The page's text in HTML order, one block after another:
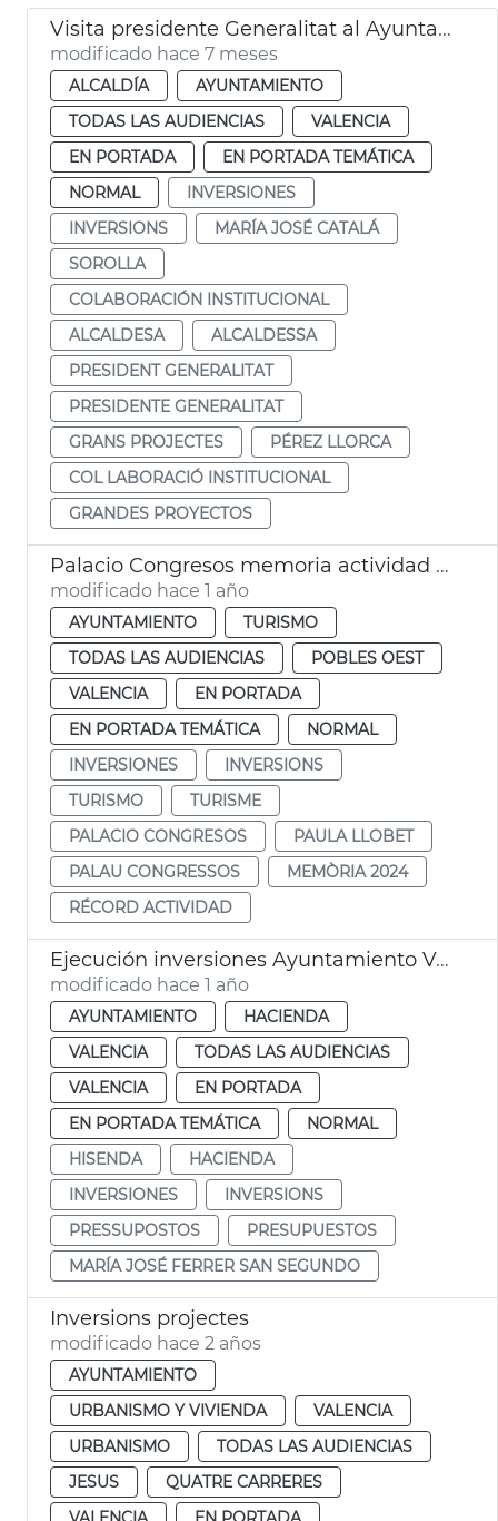
Visita presidente Generalitat al Ayuntamiento. Sorolla
modificado hace 7 meses
ALCALDÍA
AYUNTAMIENTO
TODAS LAS AUDIENCIAS
VALENCIA
EN PORTADA
EN PORTADA TEMÁTICA
NORMAL
INVERSIONES
INVERSIONS
MARÍA JOSÉ CATALÁ
SOROLLA
COLABORACIÓN INSTITUCIONAL
ALCALDESA
ALCALDESSA
PRESIDENT GENERALITAT
PRESIDENTE GENERALITAT
GRANS PROJECTES
PÉREZ LLORCA
COL LABORACIÓ INSTITUCIONAL
GRANDES PROYECTOS
Palacio Congresos memoria actividad 2024
modificado hace 1 año
AYUNTAMIENTO
TURISMO
TODAS LAS AUDIENCIAS
POBLES OEST
VALENCIA
EN PORTADA
EN PORTADA TEMÁTICA
NORMAL
INVERSIONES
INVERSIONS
TURISMO
TURISME
PALACIO CONGRESOS
PAULA LLOBET
PALAU CONGRESSOS
MEMÒRIA 2024
RÉCORD ACTIVIDAD
Ejecución inversiones Ayuntamiento València 2025
modificado hace 1 año
AYUNTAMIENTO
HACIENDA
VALENCIA
TODAS LAS AUDIENCIAS
VALENCIA
EN PORTADA
EN PORTADA TEMÁTICA
NORMAL
HISENDA
HACIENDA
INVERSIONES
INVERSIONS
PRESSUPOSTOS
PRESUPUESTOS
MARÍA JOSÉ FERRER SAN SEGUNDO
Inversions projectes
modificado hace 2 años
AYUNTAMIENTO
URBANISMO Y VIVIENDA
VALENCIA
URBANISMO
TODAS LAS AUDIENCIAS
JESUS
QUATRE CARRERES